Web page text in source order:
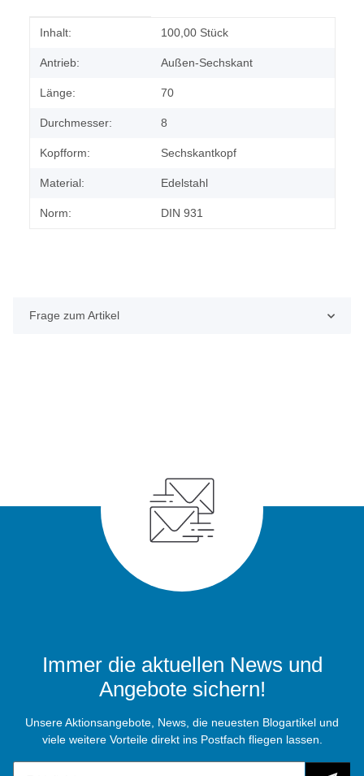
Produkteigenschaft
Wert
Inhalt: 100,00 Stück
Antrieb: Außen-Sechskant
Länge: 70
Durchmesser: 8
Kopfform: Sechskantkopf
Material: Edelstahl
Norm: DIN 931
Frage zum Artikel
Immer die aktuellen News und
Angebote sichern!
Unsere Aktionsangebote, News, die neuesten Blogartikel und
viele weitere Vorteile direkt ins Postfach fliegen lassen.